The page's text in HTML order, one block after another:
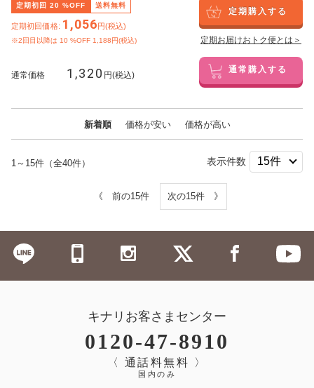
定期初回 20 %OFF 送料無料
定期初回価格: 1,056円(税込)
※2回目以降は 10 %OFF 1,188円(税込)
定期購入する
定期お届けおトク便とは＞
通常価格 1,320 円(税込) 通常購入する
新着順 価格が安い 価格が高い
1～15件（全40件） 表示件数
《 前の15件 次の15件 》
キナリお客さまセンター
0120-47-8910
〈 通話料無料 〉
国内のみ